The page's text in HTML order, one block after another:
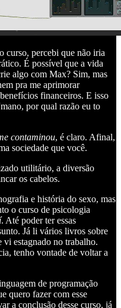
curso, percebi que não iria
É possível que a vida
algo com Max? Sim, mas
pra me aprimorar
financeiros. E isso
por qual razão eu to
contaminou, é claro. Afinal,
sociedade que você.
utilitário, a diversão
os cabelos.
e história do sexo, mas
o curso de psicologia
. Até poder ter essas
Já li vários livros sobre
vi estagnado no trabalho.
tenho vontade de voltar a
de programação
quero fazer com esse
a conclusão desse curso, já